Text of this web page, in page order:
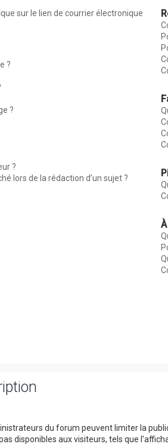
sur le lien de courrier électronique
?
?
?
lors de la rédaction d’un sujet ?
du forum peuvent limiter la
disponibles aux visiteurs, tels que